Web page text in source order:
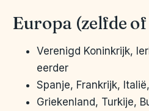
Europa (zelfde
Verenigd Koninkrijk,
eerder
Spanje, Frankrijk,
Griekenland, Turkije,